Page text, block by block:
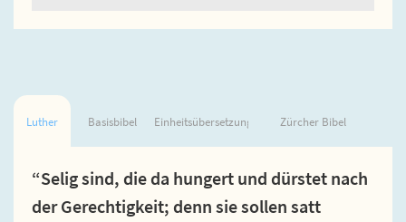
Luther Basisbibel Einheitsübersetzung Zürcher Bibel
“Selig sind, die da hungert und dürstet nach
der Gerechtigkeit; denn sie sollen satt